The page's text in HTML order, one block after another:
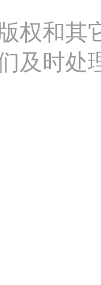
权和其
及时处